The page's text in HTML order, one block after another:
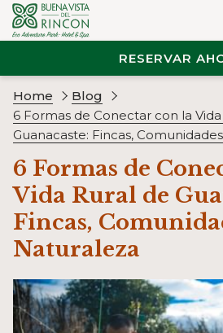
RESERVAR
Home
Blog
6 Formas de Conectar con la
Guanacaste: Fincas,
6 Formas de
Vida Rural de
Fincas,
Naturaleza